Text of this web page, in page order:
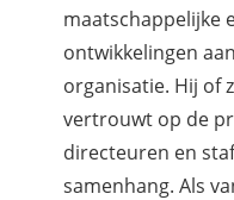
maatschappelijke
ontwikkelingen
organisatie. Hij of
vertrouwt op de
directeuren en
samenhang. Als